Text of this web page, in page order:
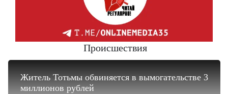
Происшествия
Житель Тотьмы обвиняется в вымогательстве 3
миллионов рублей